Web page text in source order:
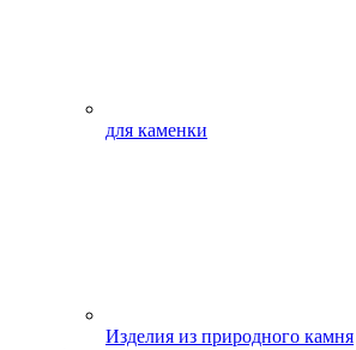
для каменки
Изделия из природного камня